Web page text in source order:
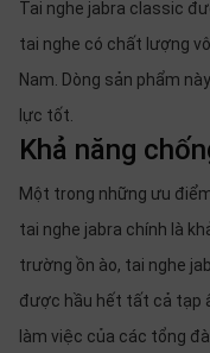
Tai nghe jabra classic
tai nghe có chất lượng
Nam. Dòng sản phẩm
lực tốt.
Khả năng
Một trong những ưu
tai nghe jabra chính là
trường ồn ào, tai nghe
được hầu hết tất cả tạp
làm việc của các tổng